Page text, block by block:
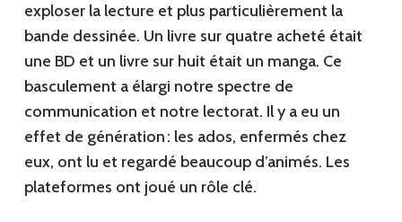
exploser la lecture et plus particulièrement la
bande dessinée. Un livre sur quatre acheté était
une BD et un livre sur huit était un manga. Ce
basculement a élargi notre spectre de
communication et notre lectorat. Il y a eu un
effet de génération : les ados, enfermés chez
eux, ont lu et regardé beaucoup d’animés. Les
plateformes ont joué un rôle clé.